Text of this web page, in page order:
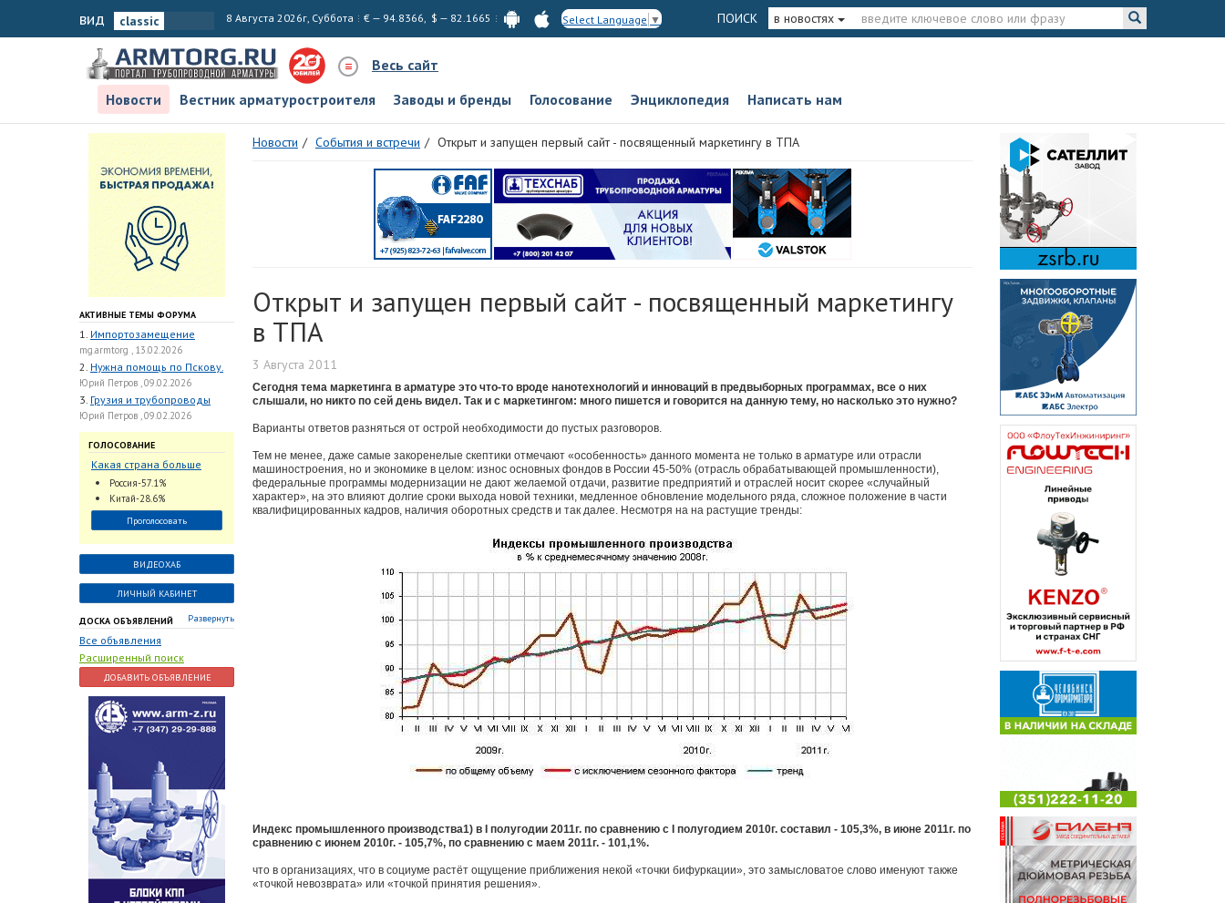
вид 8 Августа 2026г, Суббота € — 94.8366, $ — 82.1665 Select Language ▼ ПОИСК в новостях
Весь сайт
Новости
Вестник арматуростроителя Заводы и бренды Голосование Энциклопедия Написать нам
АКТИВНЫЕ ТЕМЫ ФОРУМА
1. Импортозамещение
mg.armtorg , 13.02.2026
2. Нужна помощь по Пскову.
Юрий Петров , 09.02.2026
3. Грузия и трубопроводы
Юрий Петров , 09.02.2026
ГОЛОСОВАНИЕ
Какая страна больше
всего поставляет
трубопроводную
арматуру в химическую
отрасль?
Россия-57.1%
Китай-28.6%
Проголосовать
ВИДЕОХАБ
ЛИЧНЫЙ КАБИНЕТ
ДОСКА ОБЪЯВЛЕНИЙ Развернуть
Все объявления
Расширенный поиск
ДОБАВИТЬ ОБЪЯВЛЕНИЕ
Новости События и встречи Открыт и запущен первый сайт - посвященный маркетингу в ТПА
Открыт и запущен первый сайт - посвященный маркетингу
в ТПА
3 Августа 2011
Сегодня тема маркетинга в арматуре это что-то вроде нанотехнологий и инноваций в предвыборных программах, все о них
слышали, но никто по сей день видел. Так и с маркетингом: много пишется и говорится на данную тему, но насколько это нужно?
Варианты ответов разняться от острой необходимости до пустых разговоров.
Тем не менее, даже самые закоренелые скептики отмечают «особенность» данного момента не только в арматуре или отрасли
машиностроения, но и экономике в целом: износ основных фондов в России 45-50% (отрасль обрабатывающей промышленности),
федеральные программы модернизации не дают желаемой отдачи, развитие предприятий и отраслей носит скорее «случайный
характер», на это влияют долгие сроки выхода новой техники, медленное обновление модельного ряда, сложное положение в части
квалифицированных кадров, наличия оборотных средств и так далее. Несмотря на на растущие тренды:
Индекс промышленного производства1) в I полугодии 2011г. по сравнению с I полугодием 2010г. составил - 105,3%, в июне 2011г. по
сравнению с июнем 2010г. - 105,7%, по сравнению с маем 2011г. - 101,1%.
что в организациях, что в социуме растёт ощущение приближения некой «точки бифуркации», это замысловатое слово именуют также
«точкой невозврата» или «точкой принятия решения».